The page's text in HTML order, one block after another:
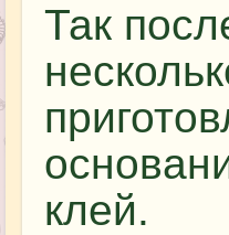
Так
клей.